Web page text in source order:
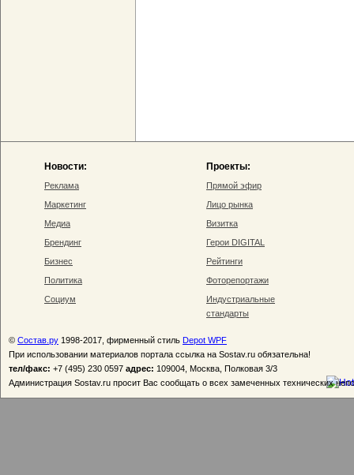
Новости:
Реклама
Маркетинг
Медиа
Брендинг
Бизнес
Политика
Социум
Проекты:
Прямой эфир
Лицо рынка
Визитка
Герои DIGITAL
Рейтинги
Фоторепортажи
Индустриальные
стандарты
© Состав.ру 1998-2017, фирменный стиль Depot WPF
При использовании материалов портала ссылка на Sostav.ru обязательна!
тел/факс: +7 (495) 230 0597 адрес: 109004, Москва, Полковая 3/3
Администрация Sostav.ru просит Вас сообщать о всех замеченных технических